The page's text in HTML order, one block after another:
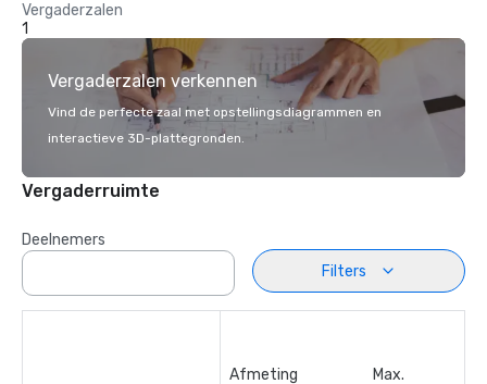
Vergaderzalen
1
Vergaderzalen verkennen
Vind de perfecte zaal met opstellingsdiagrammen en
interactieve 3D-plattegronden.
Vergaderruimte
Deelnemers
Filters
Afmeting
Max.